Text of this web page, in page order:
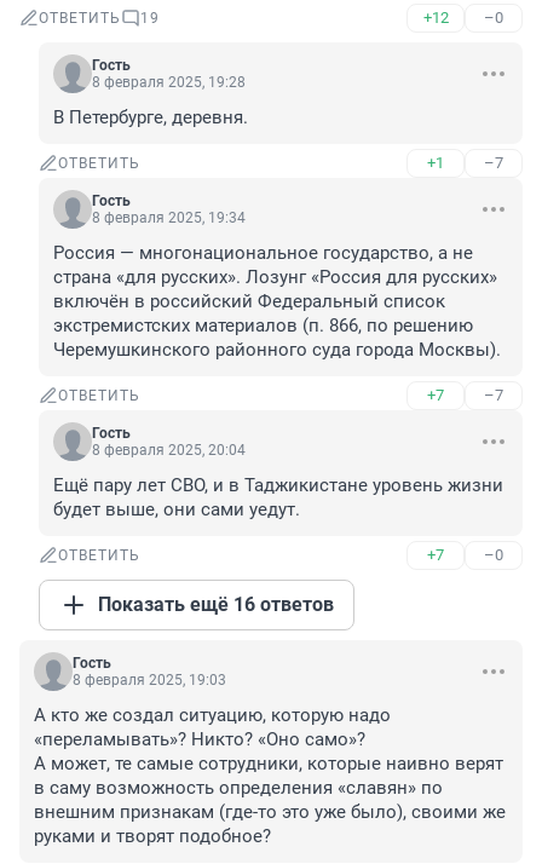
ОТВЕТИТЬ 19 +12 –0
Гость
8 февраля 2025, 19:28
В Петербурге, деревня.
ОТВЕТИТЬ +1 –7
Гость
8 февраля 2025, 19:34
Россия — многонациональное государство, а не
страна «для русских». Лозунг «Россия для русских»
включён в российский Федеральный список
экстремистских материалов (п. 866, по решению
Черемушкинского районного суда города Москвы).
ОТВЕТИТЬ +7 –7
Гость
8 февраля 2025, 20:04
Ещё пару лет СВО, и в Таджикистане уровень жизни
будет выше, они сами уедут.
ОТВЕТИТЬ +7 –0
Показать ещё 16 ответов
Гость
8 февраля 2025, 19:03
А кто же создал ситуацию, которую надо
«переламывать»? Никто? «Оно само»?
А может, те самые сотрудники, которые наивно верят
в саму возможность определения «славян» по
внешним признакам (где-то это уже было), своими же
руками и творят подобное?